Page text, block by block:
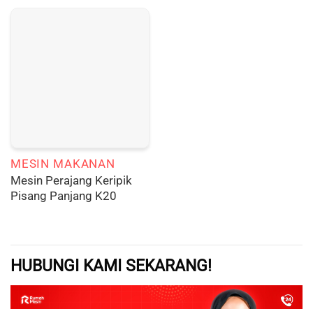
MESIN MAKANAN
Mesin Perajang Keripik
Pisang Panjang K20
HUBUNGI KAMI SEKARANG!